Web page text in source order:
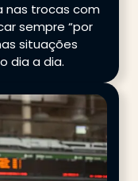
nas trocas com
sempre “por
situações
dia a dia.